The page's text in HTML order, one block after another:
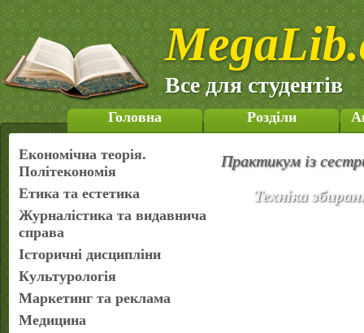
Все для студентів
Головна Розділи
Економічна теорія.
Політекономія
Етика та естетика
Журналістика та видавнича
справа
Історичні дисципліни
Культурологія
Маркетинг та реклама
Медицина
Практикум із
Техніка